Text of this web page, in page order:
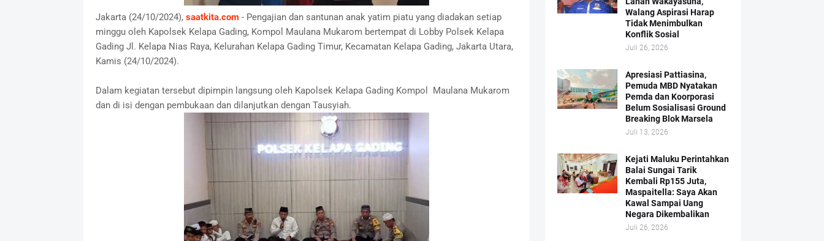
Jakarta (24/10/2024), saatkita.com- Pengajian dan santunan anak yatim piatu yang diadakan setiap
minggu oleh Kapolsek Kelapa Gading, Kompol Maulana Mukarom bertempat di Lobby Polsek Kelapa
Gading Jl. Kelapa Nias Raya, Kelurahan Kelapa Gading Timur, Kecamatan Kelapa Gading, Jakarta Utara,
Kamis (24/10/2024).
Dalam kegiatan tersebut dipimpin langsung oleh Kapolsek Kelapa Gading Kompol Maulana Mukarom
dan di isi dengan pembukaan dan dilanjutkan dengan Tausyiah.
Walang Aspirasi Harap
Tidak Menimbulkan
Konflik Sosial
Juli 26, 2026
Apresiasi Pattiasina,
Pemuda MBD Nyatakan
Pemda dan Koorporasi
Belum Sosialisasi Ground
Breaking Blok Marsela
Juli 13, 2026
Kejati Maluku Perintahkan
Balai Sungai Tarik
Kembali Rp155 Juta,
Maspaitella: Saya Akan
Kawal Sampai Uang
Negara Dikembalikan
Juli 26, 2026